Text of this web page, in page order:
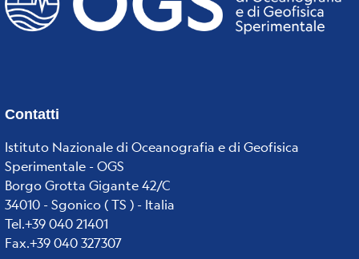
Contatti
Istituto Nazionale di Oceanografia e di Geofisica
Sperimentale - OGS
Borgo Grotta Gigante 42/C
34010 - Sgonico ( TS ) - Italia
Tel.+39 040 21401
Fax.+39 040 327307